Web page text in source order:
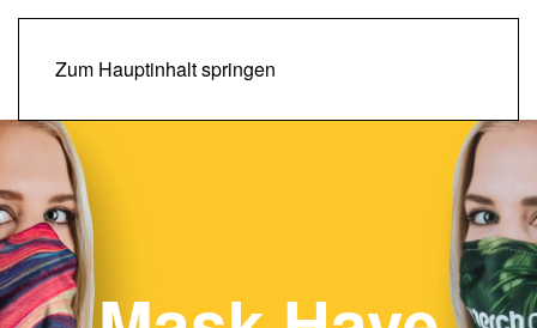
Zum Hauptinhalt springen